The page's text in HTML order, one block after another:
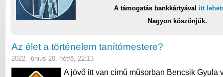
A támogatás bankkártyával itt
Nagyon köszönjük.
Az élet a történelem tanítómestere?
2022. június 20. hétfő, 22:13
A jövő itt van című műsorban Bencsik Gyula